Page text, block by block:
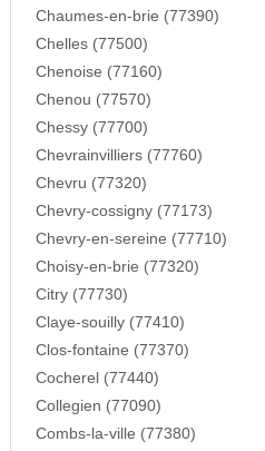
Chaumes-en-brie (77390)
Chelles (77500)
Chenoise (77160)
Chenou (77570)
Chessy (77700)
Chevrainvilliers (77760)
Chevru (77320)
Chevry-cossigny (77173)
Chevry-en-sereine (77710)
Choisy-en-brie (77320)
Citry (77730)
Claye-souilly (77410)
Clos-fontaine (77370)
Cocherel (77440)
Collegien (77090)
Combs-la-ville (77380)